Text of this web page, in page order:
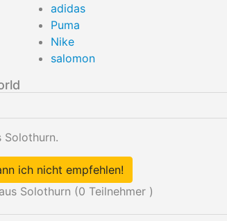
adidas
Puma
Nike
salomon
Solothurn.
ich nicht empfehlen!
Solothurn (0 Teilnehmer )